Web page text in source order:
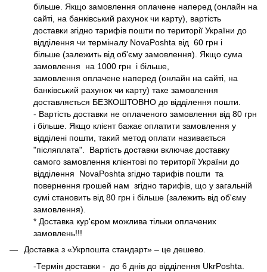
більше. Якщо замовлення оплачене наперед (онлайн на
сайті, на банківський рахунок чи карту), вартість
доставки згідно тарифів пошти по території України до
відділення чи терміналу NovaPoshta від 60 грн і
більше (залежить від об'єму замовлення). Якщо сума
замовлення на 1000 грн і більше,
замовлення оплачене наперед (онлайн на сайті, на
банківський рахунок чи карту) таке замовлення
доставляється БЕЗКОШТОВНО до відділення пошти.
- Вартість доставки не оплаченого замовлення від 80 грн
і більше. Якщо клієнт бажає оплатити замовлення у
відділені пошти, такий метод оплати називається
"післяплата". Вартість доставки включає доставку
самого замовлення клієнтові по території України до
відділення NovaPoshta згідно тарифів пошти та
повернення грошей нам згідно тарифів , що у загальній
сумі становить від 80 грн і більше (залежить від об'єму
замовлення).
* Доставка кур'єром можлива тільки оплачених
замовлень!!!
Доставка з «Укрпошта стандарт» – це дешево.
-Термін доставки - до 6 днів до відділення UkrPoshta.